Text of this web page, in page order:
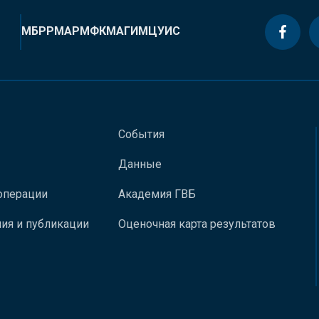
МБРРМАРМФКМАГИМЦУИС
и публикации
События
Данные
Академия ГВБ
Оценочная карта результатов